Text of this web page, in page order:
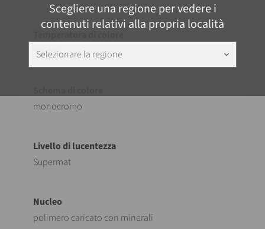
Scegliere una regione per vedere i
contenuti relativi alla propria località
Selezionare la regione keyboard_arrow_down
neutro
monocromo
Supermat
polimero caricato con minerali